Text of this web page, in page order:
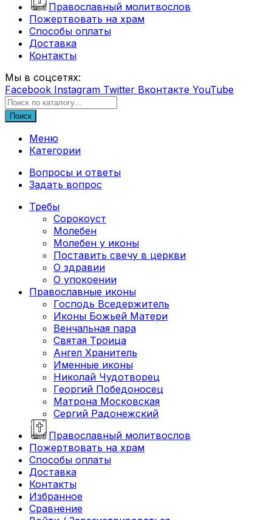
Православный молитвослов
Пожертвовать на храм
Способы оплаты
Доставка
Контакты
Мы в соцсетях:
Facebook Instagram Twitter Вконтакте YouTube
Поиск
Меню
Категории
Вопросы и ответы
Задать вопрос
Требы
Сорокоуст
Молебен
Молебен у иконы
Поставить свечу в церкви
О здравии
О упокоении
Православные иконы
Господь Вседержитель
Иконы Божьей Матери
Венчальная пара
Святая Троица
Ангел Хранитель
Именные иконы
Николай Чудотворец
Георгий Победоносец
Матрона Московская
Сергий Радонежский
Православный молитвослов
Пожертвовать на храм
Способы оплаты
Доставка
Контакты
Избранное
Сравнение